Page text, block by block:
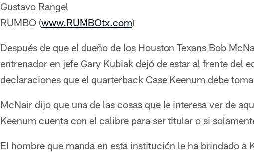
Gustavo Rangel
RUMBO (www.RUMBOtx.com)
Después de que el dueño de los Houston Texans Bob
entrenador en jefe Gary Kubiak dejó de estar al frente del
declaraciones que el quarterback Case Keenum debe
McNair dijo que una de las cosas que le interesa ver de
Keenum cuenta con el calibre para ser titular o si
El hombre que manda en esta institución le ha brindado a